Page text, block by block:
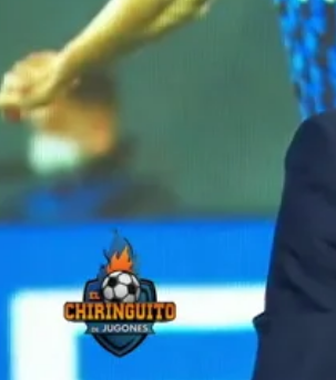
El Chiringuito
Madrid
Actualizado:17 de marzo de 2021, 06:00
Publicado:17 de marzo de 2021, 02:00
Josep Pedrerol Real Madrid